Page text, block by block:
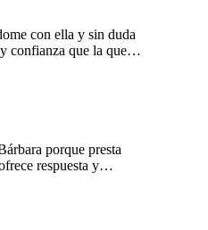
con ella y sin duda
confianza que la que
porque presta
respuesta y